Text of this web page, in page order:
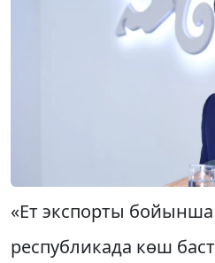
«Ет экспорты
республикада көш